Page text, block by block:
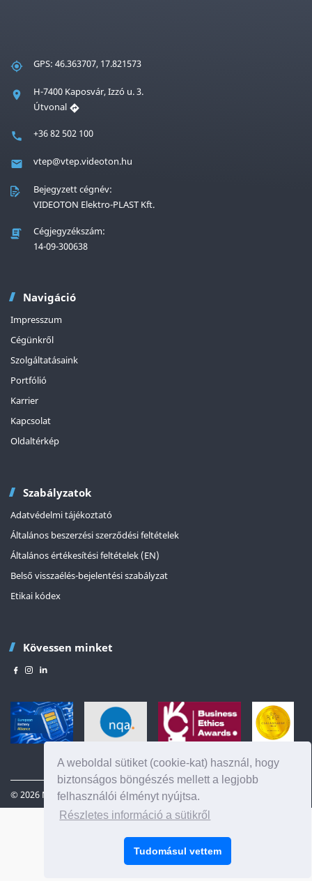
A weboldal sütiket (cookie-kat) használ, hogy
biztonságos böngészés mellett a legjobb
felhasználói élményt nyújtsa.
Részletes információ a sütikről
Tudomásul vettem
GPS: 46.363707, 17.821573
H-7400 Kaposvár, Izzó u. 3.
Útvonal
+36 82 502 100
vtep@vtep.videoton.hu
Bejegyzett cégnév:
VIDEOTON Elektro-PLAST Kft.
Cégjegyzékszám:
14-09-300638
Navigáció
Impresszum
Cégünkről
Szolgáltatásaink
Portfólió
Karrier
Kapcsolat
Oldaltérkép
Szabályzatok
Adatvédelmi tájékoztató
Általános beszerzési szerződési feltételek
Általános értékesítési feltételek (EN)
Belső visszaélés-bejelentési szabályzat
Etikai kódex
Kövessen minket
Az oldal tetejére
© 2026 Minden jog fenntartva